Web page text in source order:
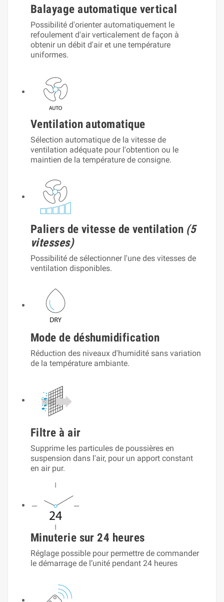
Balayage automatique vertical
Possibilité d'orienter automatiquement le
refoulement d'air verticalement de façon à
obtenir un débit d'air et une température
uniformes.
Ventilation automatique
Sélection automatique de la vitesse de
ventilation adéquate pour l'obtention ou le
maintien de la température de consigne.
Paliers de vitesse de ventilation (5
vitesses)
Possibilité de sélectionner l'une des vitesses de
ventilation disponibles.
Mode de déshumidification
Réduction des niveaux d'humidité sans variation
de la température ambiante.
Filtre à air
Supprime les particules de poussières en
suspension dans l'air, pour un apport constant
en air pur.
Minuterie sur 24 heures
Réglage possible pour permettre de commander
le démarrage de l’unité pendant 24 heures